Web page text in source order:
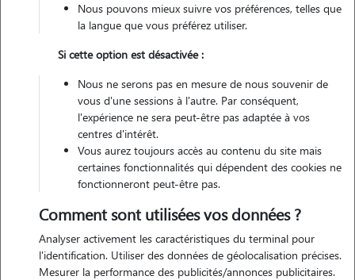
Maladies et problèmes de
santé du Carlin
Chien attachant au physique unique, le Carlin est malheureusement
prédisposé à certains problèmes de santé, principalement liés à sa
morphologie brachycéphale (museau écrasé). Difficultés respiratoires,
affections oculaires, troubles cutanés… adopter un Carlin, c’est aussi
être prêt à surveiller régulièrement son état de santé et à lui offrir les
soins adaptés.
Tout savoir sur le Carlin
Nous pouvons mieux suivre vos préférences, telles que
la langue que vous préférez utiliser.
Si cette option est désactivée :
Nous ne serons pas en mesure de nous souvenir de
vous d'une sessions à l'autre. Par conséquent,
l'expérience ne sera peut-être pas adaptée à vos
centres d'intérêt.
Vous aurez toujours accès au contenu du site mais
certaines fonctionnalités qui dépendent des cookies ne
fonctionneront peut-être pas.
Comment sont utilisées vos données ?
Analyser activement les caractéristiques du terminal pour
l'identification. Utiliser des données de géolocalisation précises.
Mesurer la performance des publicités/annonces publicitaires.